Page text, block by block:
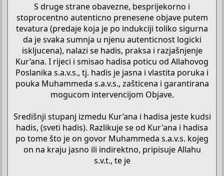
S druge strane obavezne, besprijekorno i
stoprocentno autenticno prenesene objave putem
tevatura (predaje koja je po indukciji toliko sigurna
da je svaka sumnja u njenu autenticnost logicki
iskljucena), nalazi se hadis, praksa i razjašnjenje
Kur’ana. I rijeci i smisao hadisa poticu od Allahovog
Poslanika s.a.v.s., tj. hadis je jasna i vlastita poruka i
pouka Muhammeda s.a.v.s., zašticena i garantirana
mogucom intervencijom Objave.
Središnji stupanj izmedu Kur’ana i hadisa jeste kudsi
hadis, (sveti hadis). Razlikuje se od Kur'ana i hadisa
po tome što je on govor Muhammeda s.a.v.s. kojeg
on na kraju jasno ili indirektno, pripisuje Allahu
s.v.t., te je